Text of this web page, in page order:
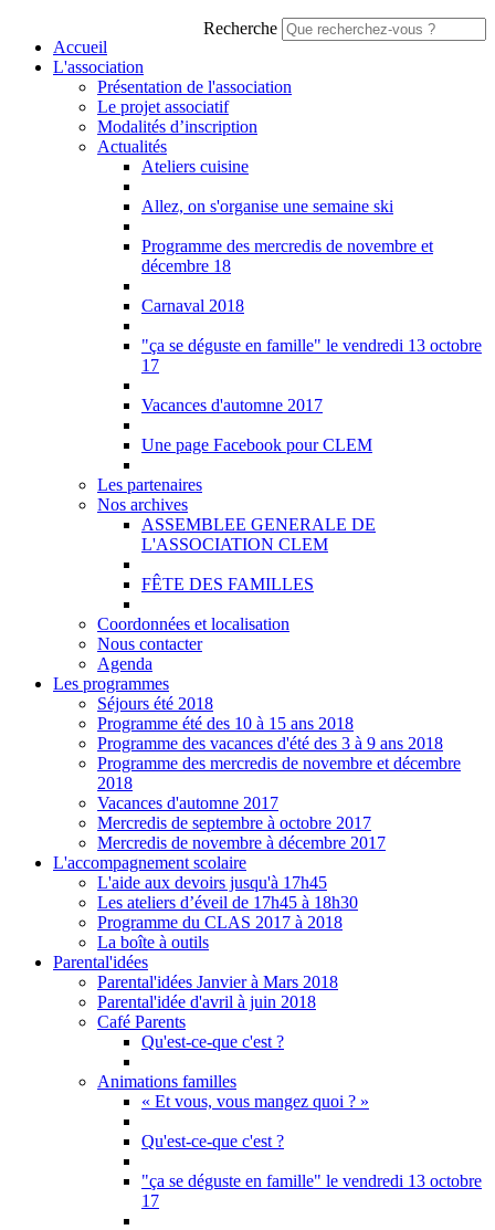
Recherche
Accueil
L'association
Présentation de l'association
Le projet associatif
Modalités d’inscription
Actualités
Ateliers cuisine
Allez, on s'organise une semaine ski
Programme des mercredis de novembre et
décembre 18
Carnaval 2018
"ça se déguste en famille" le vendredi 13 octobre
17
Vacances d'automne 2017
Une page Facebook pour CLEM
Les partenaires
Nos archives
ASSEMBLEE GENERALE DE
L'ASSOCIATION CLEM
FÊTE DES FAMILLES
Coordonnées et localisation
Nous contacter
Agenda
Les programmes
Séjours été 2018
Programme été des 10 à 15 ans 2018
Programme des vacances d'été des 3 à 9 ans 2018
Programme des mercredis de novembre et décembre
2018
Vacances d'automne 2017
Mercredis de septembre à octobre 2017
Mercredis de novembre à décembre 2017
L'accompagnement scolaire
L'aide aux devoirs jusqu'à 17h45
Les ateliers d’éveil de 17h45 à 18h30
Programme du CLAS 2017 à 2018
La boîte à outils
Parental'idées
Parental'idées Janvier à Mars 2018
Parental'idée d'avril à juin 2018
Café Parents
Qu'est-ce-que c'est ?
Animations familles
« Et vous, vous mangez quoi ? »
Qu'est-ce-que c'est ?
"ça se déguste en famille" le vendredi 13 octobre
17